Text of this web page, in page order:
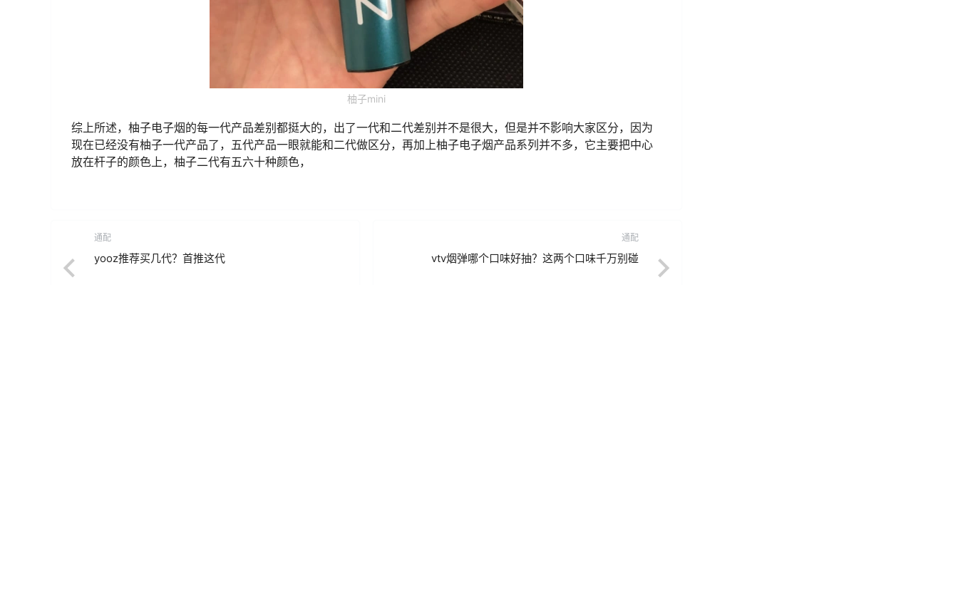
柚子mini
综上所述，柚子电子烟的每一代产品差别都挺大的，出了一代和二代差别并不是很大，但是并不影响大家区分，因为
现在已经没有柚子一代产品了，五代产品一眼就能和二代做区分，再加上柚子电子烟产品系列并不多，它主要把中心
放在杆子的颜色上，柚子二代有五六十种颜色，
通配
yooz推荐买几代？首推这代
通配
vtv烟弹哪个口味好抽？这两个口味千万别碰